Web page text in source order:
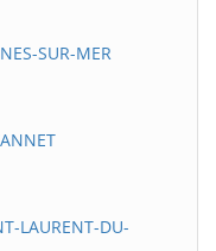
SUR-MER
LAURENT-DU-